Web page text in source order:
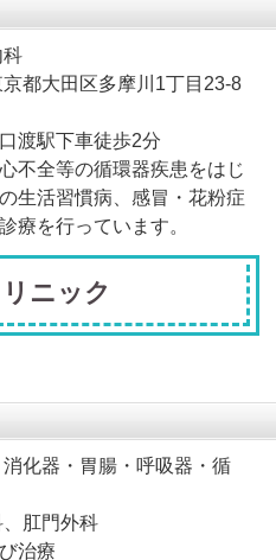
大田区多摩川1丁目23-8
駅下車徒歩2分
不全等の循環器疾患をはじ
生活習慣病、感冒・花粉症
療を行っています。
ニック
化器・胃腸・呼吸器・循
門外科
療